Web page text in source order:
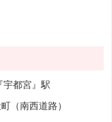
宇都宮』駅
（南西道路）